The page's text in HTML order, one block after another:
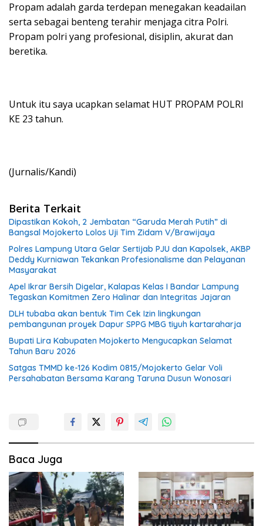
Propam adalah garda terdepan menegakan keadailan
serta sebagai benteng terahir menjaga citra Polri.
Propam polri yang profesional, disiplin, akurat dan
beretika.
Untuk itu saya ucapkan selamat HUT PROPAM POLRI
KE 23 tahun.
(Jurnalis/Kandi)
Berita Terkait
Dipastikan Kokoh, 2 Jembatan “Garuda Merah Putih” di
Bangsal Mojokerto Lolos Uji Tim Zidam V/Brawijaya
Polres Lampung Utara Gelar Sertijab PJU dan Kapolsek, AKBP
Deddy Kurniawan Tekankan Profesionalisme dan Pelayanan
Masyarakat
Apel Ikrar Bersih Digelar, Kalapas Kelas I Bandar Lampung
Tegaskan Komitmen Zero Halinar dan Integritas Jajaran
DLH tubaba akan bentuk Tim Cek Izin lingkungan
pembangunan proyek Dapur SPPG MBG tiyuh kartaraharja
Bupati Lira Kabupaten Mojokerto Mengucapkan Selamat
Tahun Baru 2026
Satgas TMMD ke-126 Kodim 0815/Mojokerto Gelar Voli
Persahabatan Bersama Karang Taruna Dusun Wonosari
Baca Juga